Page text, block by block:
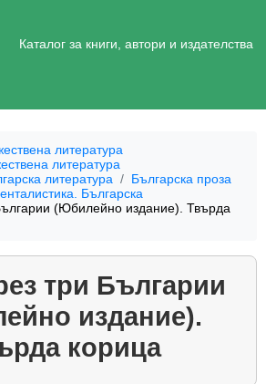
Каталог за книги, автори и издателства
литература
литература
литература
Българска проза
Българска
(Юбилейно издание). Твърда
три Българии
издание).
корица